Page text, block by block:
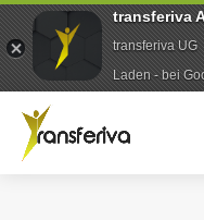
transferiva
transferiva UG
Laden - bei